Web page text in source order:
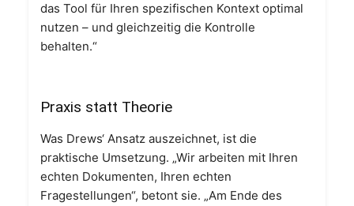
das Tool für Ihren spezifischen Kontext optimal
nutzen – und gleichzeitig die Kontrolle
behalten.“
Praxis statt Theorie
Was Drews‘ Ansatz auszeichnet, ist die
praktische Umsetzung. „Wir arbeiten mit Ihren
echten Dokumenten, Ihren echten
Fragestellungen“, betont sie. „Am Ende des